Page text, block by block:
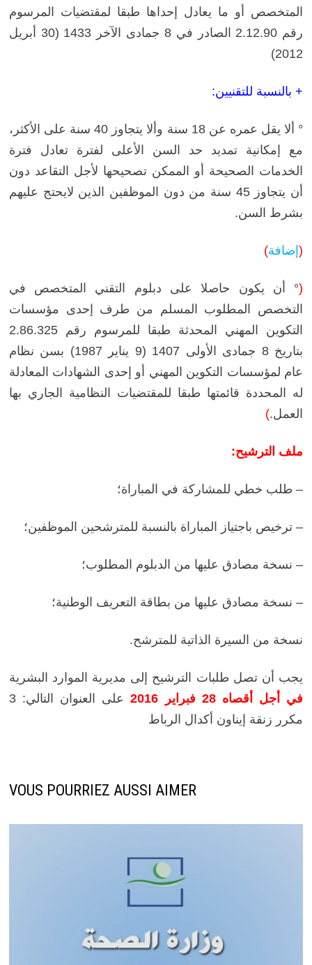
المتخصص أو ما يعادل إحداها طبقا لمقتضيات المرسوم
رقم 2.12.90 الصادر في 8 جمادى الآخر 1433 (30 أبريل
2012)
+ بالنسبة للتقنيين:
° ألا يقل عمره عن 18 سنة وألا يتجاوز 40 سنة على الأكثر،
مع إمكانية تمديد حد السن الأعلى لفترة تعادل فترة
الخدمات الصحيحة أو الممكن تصحيحها لأجل التقاعد دون
أن يتجاوز 45 سنة من دون الموظفين الذين لايحتج عليهم
بشرط السن.
(إضافة)
(° أن يكون حاصلا على دبلوم التقني المتخصص في
التخصص المطلوب المسلم من طرف إحدى مؤسسات
التكوين المهني المحدثة طبقا للمرسوم رقم 2.86.325
بتاريخ 8 جمادى الأولى 1407 (9 يناير 1987) بسن نظام
عام لمؤسسات التكوين المهني أو إحدى الشهادات المعادلة
له المحددة قائمتها طبقا للمقتضيات النظامية الجاري بها
العمل.)
ملف الترشيح:
– طلب خطي للمشاركة في المباراة؛
– ترخيص باجتياز المباراة بالنسبة للمترشحين الموظفين؛
– نسخة مصادق عليها من الدبلوم المطلوب؛
– نسخة مصادق عليها من بطاقة التعريف الوطنية؛
نسخة من السيرة الذاتية للمترشح.
يجب أن تصل طلبات الترشيح إلى مديرية الموارد البشرية
في أجل أقصاه 28 فبراير 2016
على العنوان التالي: 3
مكرر زنقة إيناون أكدال الرباط
VOUS POURRIEZ AUSSI AIMER